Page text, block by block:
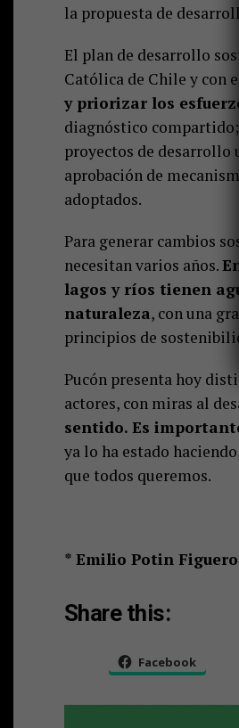
la propuesta de
El plan de desarrollo
Católica de Chile y con
y priorizar los
diagnóstico
proyectos de desarrollo
aprobación de
adoptados.
Para generar cambios
necesitan varios años.
lagos y ríos tienen
naturaleza, con una
principios de
Pucón presenta hoy
actores, con miras al
sentido. Es
ya lo ha estado
que todos queremos.
* Emilio Potin
Share this:
Facebook